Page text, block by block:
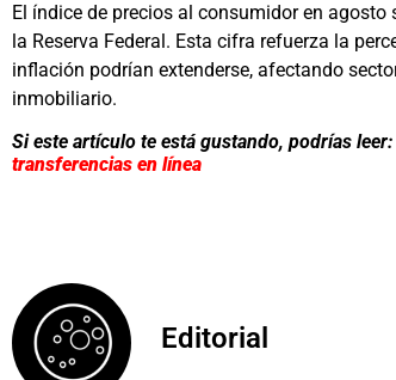
El índice de precios al consumidor en
la Reserva Federal. Esta cifra refuerza la
inflación podrían extenderse, afectando
inmobiliario.
Si este artículo te está gustando, podrías leer:
transferencias en línea
Editorial